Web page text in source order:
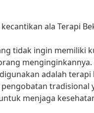
kecantikan ala Terapi
tidak ingin memiliki
adalah
tradisional
menjaga